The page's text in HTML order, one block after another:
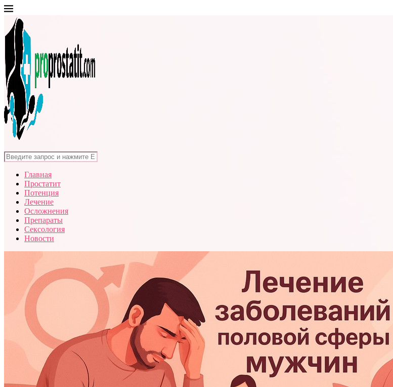
Главная
Простатит
Потенция
Лечение
Осложнения
Препараты
Сексология
Новости